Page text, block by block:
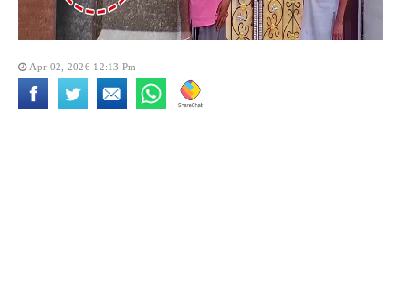
Apr 02, 2026 12:13 Pm